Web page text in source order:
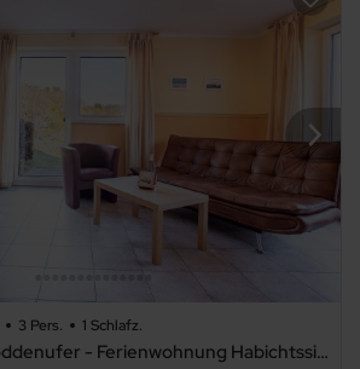
3 Pers. 1 Schlafz.
Ferienhaus Am Boddenufer - Ferienwohnung Habichtssicht